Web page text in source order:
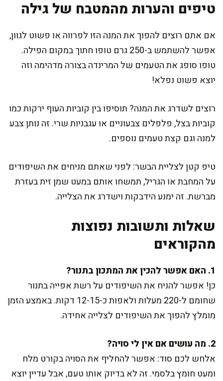
טיפים והערות מהמטבח של גילה
אם אתם רוצים להפוך את המנה הזו לפרווה או פשוט לגוון,
אפשר להשתמש ב-250 גרם טופו חתוך במקום הפילה.
טופו סופג את הטעמים של המרינדה בצורה מדהימה וזה
יוצא פשוט נפלא!
רוצים לשדרג את המנה? תוסיפו בין קוביות העוף ירקות כמו
קוביות בצל, פלפלים צבעוניים או עגבניות שרי. זה נותן צבע
למנה וגם קצת טעמים נוספים.
טיפ קטן לצליית הבשר: לפני שאתם מניחים את השיפודים
על המחבת או הגריל, תמשחו אותם במעט שמן זית בעזרת
מברשת. זה ימנע הידבקות וישדרג את הצלייה.
שאלות ותשובות נפוצות
מהקוראים
1. האם אפשר להכין את המתכון בתנור?
כן! אפשר להניח את השיפודים על רשת אפייה בתנור
שחומם ל-220 מעלות ולאפות כ-12-15 דקות. באמצע הזמן
מומלץ להפוך את השיפודים לצלייה אחידה.
2. מה עושים אם אין לי סויה?
אלחש לכם סוד: אפשר להחליף את הסויה בקורט מלח
ומעט חומץ בלסמי. זה לא בדיוק אותו טעם, אבל עדיין יוצא